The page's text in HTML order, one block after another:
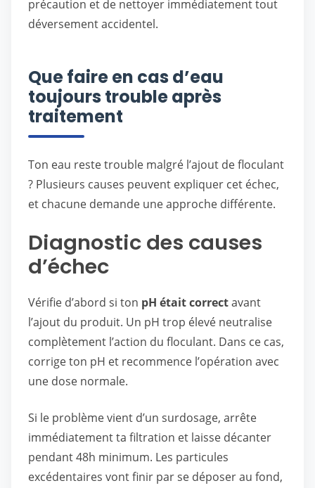
précaution et de nettoyer immédiatement tout
déversement accidentel.
Que faire en cas d’eau
toujours trouble après
traitement
Ton eau reste trouble malgré l’ajout de floculant
? Plusieurs causes peuvent expliquer cet échec,
et chacune demande une approche différente.
Diagnostic des causes
d’échec
Vérifie d’abord si ton pH était correctavant
l’ajout du produit. Un pH trop élevé neutralise
complètement l’action du floculant. Dans ce cas,
corrige ton pH et recommence l’opération avec
une dose normale.
Si le problème vient d’un surdosage, arrête
immédiatement ta filtration et laisse décanter
pendant 48h minimum. Les particules
excédentaires vont finir par se déposer au fond,